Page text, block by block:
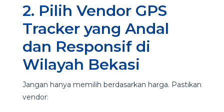
2. Pilih Vendor GPS
Tracker yang Andal
dan Responsif di
Wilayah Bekasi
Jangan hanya memilih berdasarkan harga. Pastikan
vendor: